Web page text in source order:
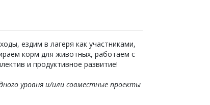
ездим в лагеря как участниками,
корм для животных, работаем с
и продуктивное развитие!
уровня и/или совместные проекты